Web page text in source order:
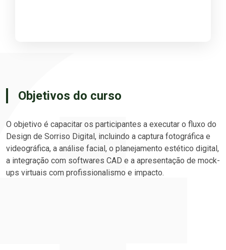
Objetivos do curso
O objetivo é capacitar os participantes a executar o fluxo do
Design de Sorriso Digital, incluindo a captura fotográfica e
videográfica, a análise facial, o planejamento estético digital,
a integração com softwares CAD e a apresentação de mock-
ups virtuais com profissionalismo e impacto.